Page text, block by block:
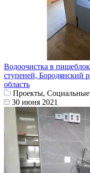
Водоочистка в
ступеней, Бородянский
область
Проекты,
30 июня 2021